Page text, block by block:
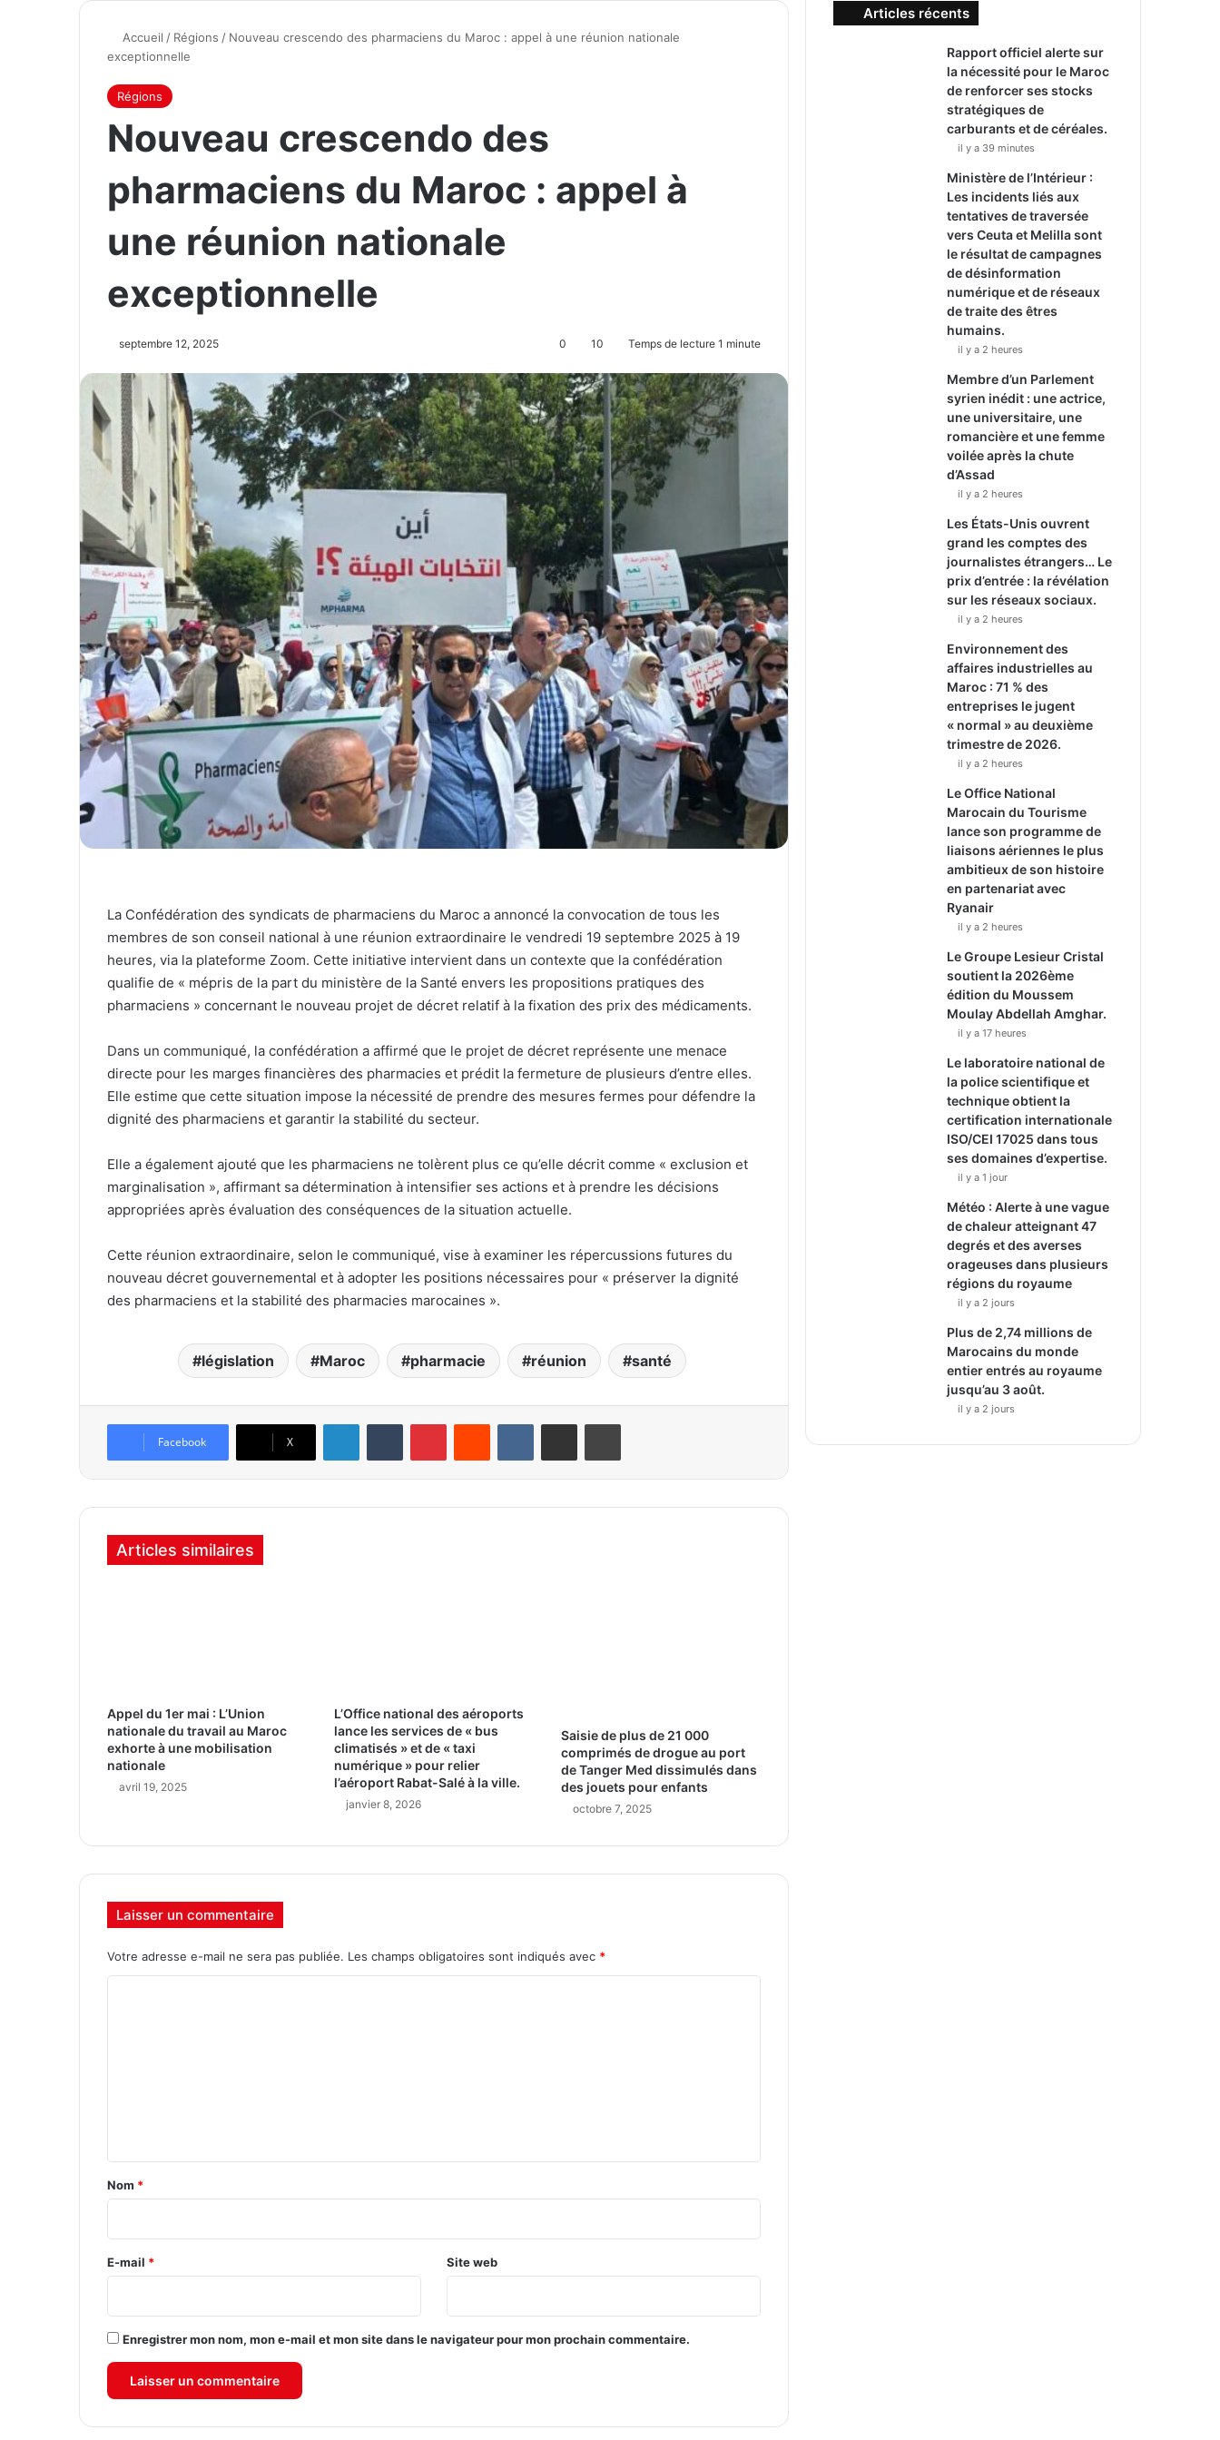
Accueil / Régions / Nouveau crescendo des pharmaciens du Maroc : appel à une réunion nationale
exceptionnelle
Régions
Nouveau crescendo des
pharmaciens du Maroc : appel à
une réunion nationale
exceptionnelle
septembre 12, 2025 0 10 Temps de lecture 1 minute
La Confédération des syndicats de pharmaciens du Maroc a annoncé la convocation de tous les
membres de son conseil national à une réunion extraordinaire le vendredi 19 septembre 2025 à 19
heures, via la plateforme Zoom. Cette initiative intervient dans un contexte que la confédération
qualifie de « mépris de la part du ministère de la Santé envers les propositions pratiques des
pharmaciens » concernant le nouveau projet de décret relatif à la fixation des prix des médicaments.
Dans un communiqué, la confédération a affirmé que le projet de décret représente une menace
directe pour les marges financières des pharmacies et prédit la fermeture de plusieurs d’entre elles.
Elle estime que cette situation impose la nécessité de prendre des mesures fermes pour défendre la
dignité des pharmaciens et garantir la stabilité du secteur.
Elle a également ajouté que les pharmaciens ne tolèrent plus ce qu’elle décrit comme « exclusion et
marginalisation », affirmant sa détermination à intensifier ses actions et à prendre les décisions
appropriées après évaluation des conséquences de la situation actuelle.
Cette réunion extraordinaire, selon le communiqué, vise à examiner les répercussions futures du
nouveau décret gouvernemental et à adopter les positions nécessaires pour « préserver la dignité
des pharmaciens et la stabilité des pharmacies marocaines ».
législation Maroc pharmacie réunion santé
Facebook X
Articles similaires
Appel du 1er mai : L’Union
nationale du travail au Maroc
exhorte à une mobilisation
nationale
avril 19, 2025
L’Office national des aéroports
lance les services de « bus
climatisés » et de « taxi
numérique » pour relier
l’aéroport Rabat-Salé à la ville.
janvier 8, 2026
Saisie de plus de 21 000
comprimés de drogue au port
de Tanger Med dissimulés dans
des jouets pour enfants
octobre 7, 2025
Laisser un commentaire
Votre adresse e-mail ne sera pas publiée. Les champs obligatoires sont indiqués avec *
a
r
e
Nom *
E-mail * Site web
Enregistrer mon nom, mon e-mail et mon site dans le navigateur pour mon prochain commentaire.
Articles récents
Rapport officiel alerte sur
la nécessité pour le Maroc
de renforcer ses stocks
stratégiques de
carburants et de céréales.
il y a 39 minutes
Ministère de l’Intérieur :
Les incidents liés aux
tentatives de traversée
vers Ceuta et Melilla sont
le résultat de campagnes
de désinformation
numérique et de réseaux
de traite des êtres
humains.
il y a 2 heures
Membre d’un Parlement
syrien inédit : une actrice,
une universitaire, une
romancière et une femme
voilée après la chute
d’Assad
il y a 2 heures
Les États-Unis ouvrent
grand les comptes des
journalistes étrangers… Le
prix d’entrée : la révélation
sur les réseaux sociaux.
il y a 2 heures
Environnement des
affaires industrielles au
Maroc : 71 % des
entreprises le jugent
« normal » au deuxième
trimestre de 2026.
il y a 2 heures
Le Office National
Marocain du Tourisme
lance son programme de
liaisons aériennes le plus
ambitieux de son histoire
en partenariat avec
Ryanair
il y a 2 heures
Le Groupe Lesieur Cristal
soutient la 2026ème
édition du Moussem
Moulay Abdellah Amghar.
il y a 17 heures
Le laboratoire national de
la police scientifique et
technique obtient la
certification internationale
ISO/CEI 17025 dans tous
ses domaines d’expertise.
il y a 1 jour
Météo : Alerte à une vague
de chaleur atteignant 47
degrés et des averses
orageuses dans plusieurs
régions du royaume
il y a 2 jours
Plus de 2,74 millions de
Marocains du monde
entier entrés au royaume
jusqu’au 3 août.
il y a 2 jours